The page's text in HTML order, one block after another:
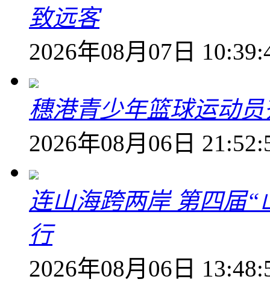
致远客
2026年08月07日
穗港青少年篮球运动
2026年08月06日
连山海跨两岸 第四届
行
2026年08月06日